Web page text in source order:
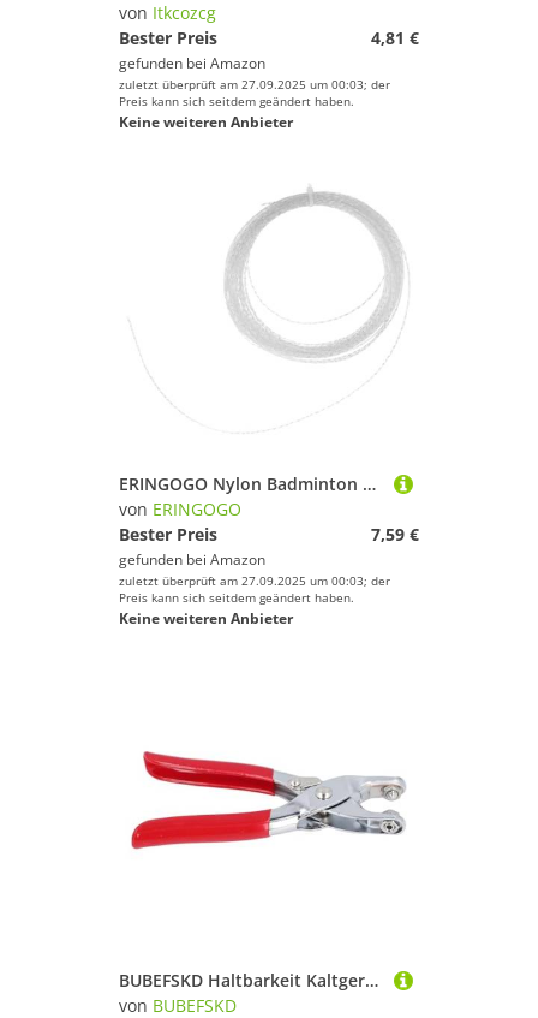
von Itkcozcg
Bester Preis
4,81 €
gefunden bei Amazon
zuletzt überprüft am 27.09.2025 um 00:03; der
Preis kann sich seitdem geändert haben.
Keine weiteren Anbieter
ERINGOGO Nylon Badminton Saite Ersatzschnur Hochflexibel Reißfest Weiß für Training Federballschläger Austauschschnur Badmintonschläger
von ERINGOGO
Bester Preis
7,59 €
gefunden bei Amazon
zuletzt überprüft am 27.09.2025 um 00:03; der
Preis kann sich seitdem geändert haben.
Keine weiteren Anbieter
BUBEFSKD Haltbarkeit Kaltgerollte Stahlschläger Wartungszellen Ergonomische Einzelhandbetriebe Für Saiten Zahnrad Austausch Badminton Schläger Wartung Aufflackern Klemmen
von BUBEFSKD